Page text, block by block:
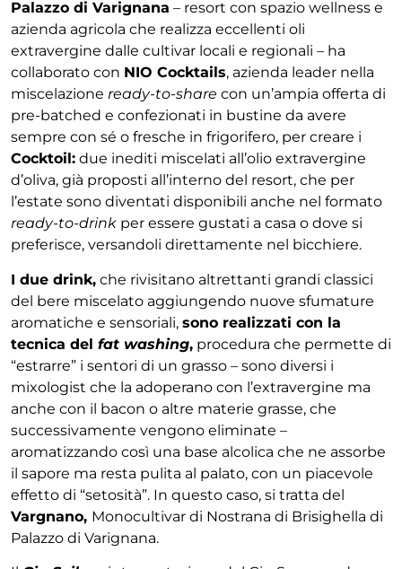
Palazzo di Varignana – resort con spazio wellness e
azienda agricola che realizza eccellenti oli
extravergine dalle cultivar locali e regionali – ha
collaborato con NIO Cocktails, azienda leader nella
miscelazione ready-to-share con un’ampia offerta di
pre-batched e confezionati in bustine da avere
sempre con sé o fresche in frigorifero, per creare i
Cocktoil: due inediti miscelati all’olio extravergine
d’oliva, già proposti all’interno del resort, che per
l’estate sono diventati disponibili anche nel formato
ready-to-drink per essere gustati a casa o dove si
preferisce, versandoli direttamente nel bicchiere.
I due drink, che rivisitano altrettanti grandi classici
del bere miscelato aggiungendo nuove sfumature
aromatiche e sensoriali, sono realizzati con la
tecnica del fat washing, procedura che permette di
“estrarre” i sentori di un grasso – sono diversi i
mixologist che la adoperano con l’extravergine ma
anche con il bacon o altre materie grasse, che
successivamente vengono eliminate –
aromatizzando così una base alcolica che ne assorbe
il sapore ma resta pulita al palato, con un piacevole
effetto di “setosità”. In questo caso, si tratta del
Vargnano, Monocultivar di Nostrana di Brisighella di
Palazzo di Varignana.